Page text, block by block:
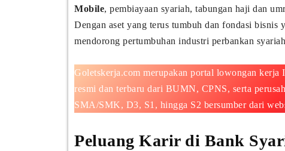
Mobile, pembiayaan syariah, tabungan haji dan
Dengan aset yang terus tumbuh dan fondasi
mendorong pertumbuhan industri perbankan
Goletskerja.com merupakan portal lowongan
resmi dan terbaru dari BUMN, CPNS, serta
SMA/SMK, D3, S1, hingga S2 bersumber dari
Peluang Karir di Bank